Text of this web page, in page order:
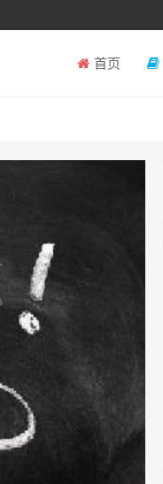
首页